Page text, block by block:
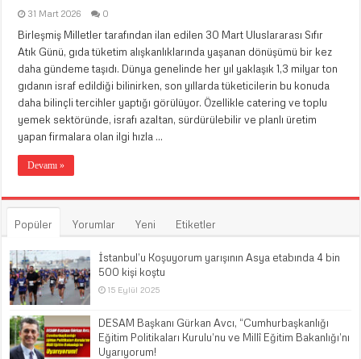
31 Mart 2026 0
Birleşmiş Milletler tarafından ilan edilen 30 Mart Uluslararası Sıfır
Atık Günü, gıda tüketim alışkanlıklarında yaşanan dönüşümü bir kez
daha gündeme taşıdı. Dünya genelinde her yıl yaklaşık 1,3 milyar ton
gıdanın israf edildiği bilinirken, son yıllarda tüketicilerin bu konuda
daha bilinçli tercihler yaptığı görülüyor. Özellikle catering ve toplu
yemek sektöründe, israfı azaltan, sürdürülebilir ve planlı üretim
yapan firmalara olan ilgi hızla …
Devamı »
Popüler Yorumlar Yeni Etiketler
İstanbul’u Koşuyorum yarışının Asya etabında 4 bin
500 kişi koştu
15 Eylül 2025
DESAM Başkanı Gürkan Avcı, “Cumhurbaşkanlığı
Eğitim Politikaları Kurulu’nu ve Millî Eğitim Bakanlığı’nı
Uyarıyorum!